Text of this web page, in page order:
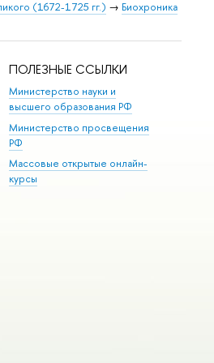
(1672-1725 гг.) → Биохроника
ПОЛЕЗНЫЕ ССЫЛКИ
Министерство науки и
высшего образования РФ
Министерство просвещения
РФ
Массовые открытые онлайн-
курсы